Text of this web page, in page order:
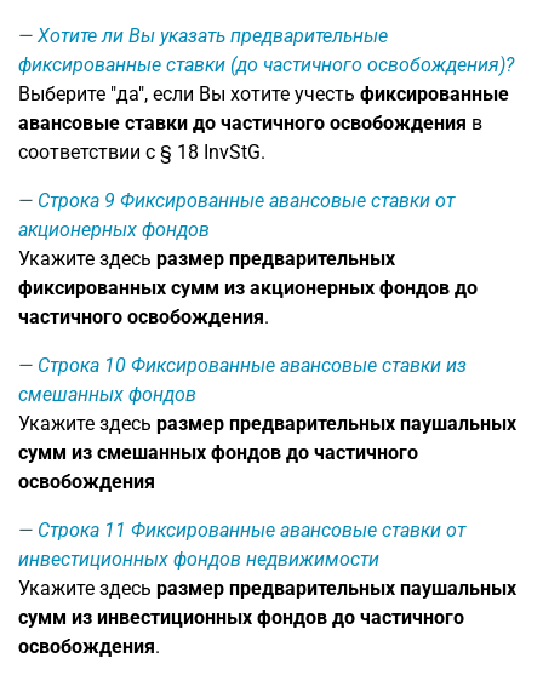
Хотите ли Вы указать предварительные
фиксированные ставки (до частичного освобождения)?
Выберите "да", если Вы хотите учесть фиксированные
авансовые ставки до частичного освобождения в
соответствии с § 18 InvStG.
Строка 9 Фиксированные авансовые ставки от
акционерных фондов
Укажите здесь размер предварительных
фиксированных сумм из акционерных фондов до
частичного освобождения.
Строка 10 Фиксированные авансовые ставки из
смешанных фондов
Укажите здесь размер предварительных паушальных
сумм из смешанных фондов до частичного
освобождения
Строка 11 Фиксированные авансовые ставки от
инвестиционных фондов недвижимости
Укажите здесь размер предварительных паушальных
сумм из инвестиционных фондов до частичного
освобождения.